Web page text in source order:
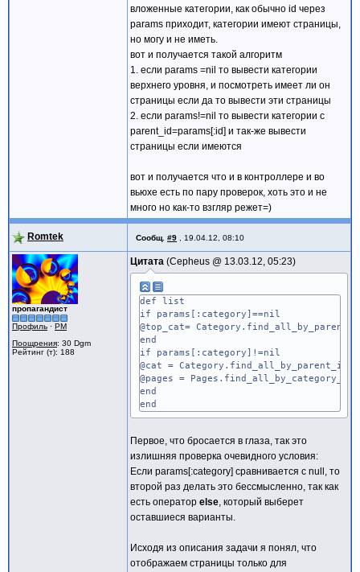
вложенные категории, как обычно id через
params приходит, категории имеют страницы,
но могу и не иметь.
вот и получается такой алгоритм
1. если params =nil то вывести категории
верхнего уровня, и посмотреть имеет ли он
страницы если да то вывести эти страницы
2. если params!=nil то вывести категории с
parent_id=params[:id] и так-же вывести
страницы если имеются
вот и получается что и в контроллере и во
вьюхе есть по пару проверок, хоть это и не
много но как-то взгляр режет=)
Romtek Сообщ. #9 19.04.12, 08:10
пропагандист
Профиль · PM
Поощрения: 30 Dgm
Рейтинг (т): 188
Цитата Cepheus @ 13.03.12, 05:23
def list
if params[:category]==nil
@top_cat=
end
if params[:category]!=nil
@cat =
@pages =
end
end
Первое, что бросается в глаза, так это
излишняя проверка очевидного условия:
Если params[:category] сравнивается с null, то
второй раз делать это бессмысленно, так как
есть оператор else, который выберет
оставшиеся варианты.
Исходя из описания задачи я понял, что
отображаем страницы только для